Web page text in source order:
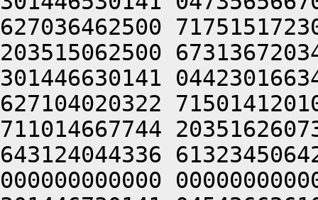
627036462500
203515062500
301446630141
627104020322
711014667744
643124044336
000000000000